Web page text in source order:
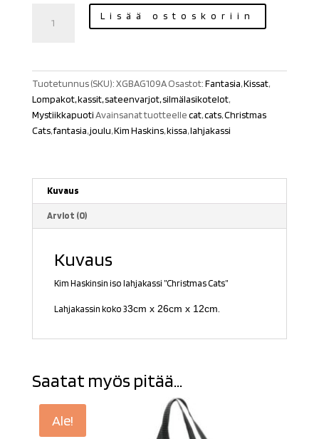
Cats"
L
määrä
Lisää ostoskoriin
Tuotetunnus (SKU):XGBAG109A Osastot:Fantasia,Kissat,
Lompakot, kassit, sateenvarjot, silmälasikotelot,
MystiikkapuotiAvainsanat tuotteellecat,cats,Christmas
Cats,fantasia,joulu,Kim Haskins,kissa,lahjakassi
Kuvaus
Arviot (0)
Kuvaus
Kim Haskinsin iso lahjakassi ”Christmas Cats”
Lahjakassin koko 33cm x 26cm x 12cm.
Saatat myös pitää...
Ale!